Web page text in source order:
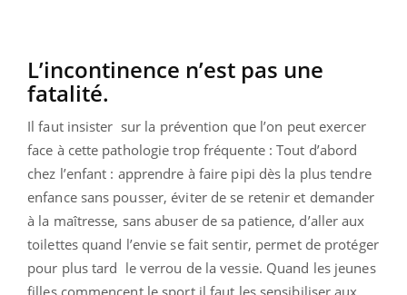
L’incontinence n’est pas une
fatalité.
Il faut insister sur la prévention que l’on peut exercer
face à cette pathologie trop fréquente : Tout d’abord
chez l’enfant : apprendre à faire pipi dès la plus tendre
enfance sans pousser, éviter de se retenir et demander
à la maîtresse, sans abuser de sa patience, d’aller aux
toilettes quand l’envie se fait sentir, permet de protéger
pour plus tard le verrou de la vessie. Quand les jeunes